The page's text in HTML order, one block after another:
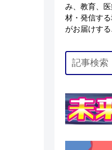
み、教育、
材・発信す
がお届けす